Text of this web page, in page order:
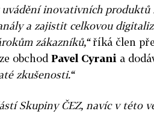
uvádění inovativních
a zajistit celkovou
zákazníků,“říká člen
obchod Pavel Cyrani a
zkušenosti.“
Skupiny ČEZ, navíc v této